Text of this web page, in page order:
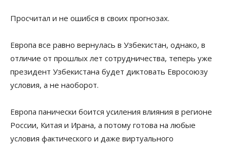
Просчитал и не ошибся в своих прогнозах.
Европа все равно вернулась в Узбекистан, однако, в
отличие от прошлых лет сотрудничества, теперь уже
президент Узбекистана будет диктовать Евросоюзу
условия, а не наоборот.
Европа панически боится усиления влияния в регионе
России, Китая и Ирана, а потому готова на любые
условия фактического и даже виртуального